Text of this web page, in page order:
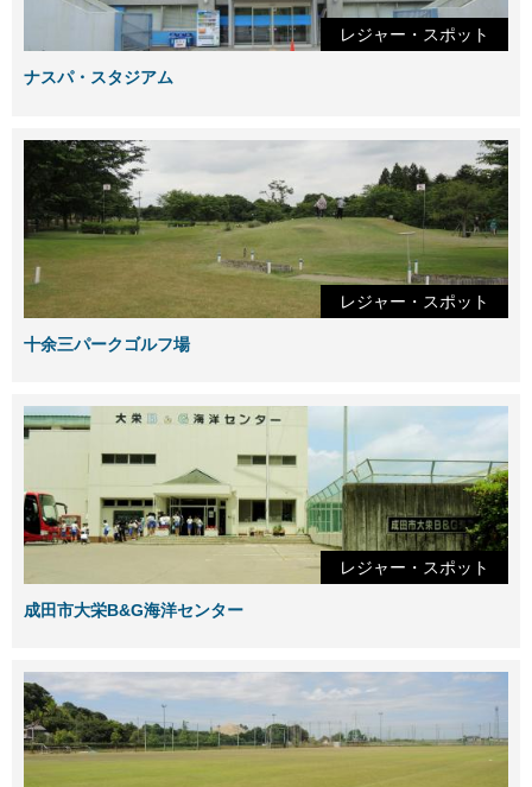
レジャー・スポット
ナスパ・スタジアム
レジャー・スポット
十余三パークゴルフ場
レジャー・スポット
成田市大栄B&G海洋センター